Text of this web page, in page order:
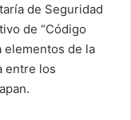
de Seguridad
de “Código
elementos de la
entre los